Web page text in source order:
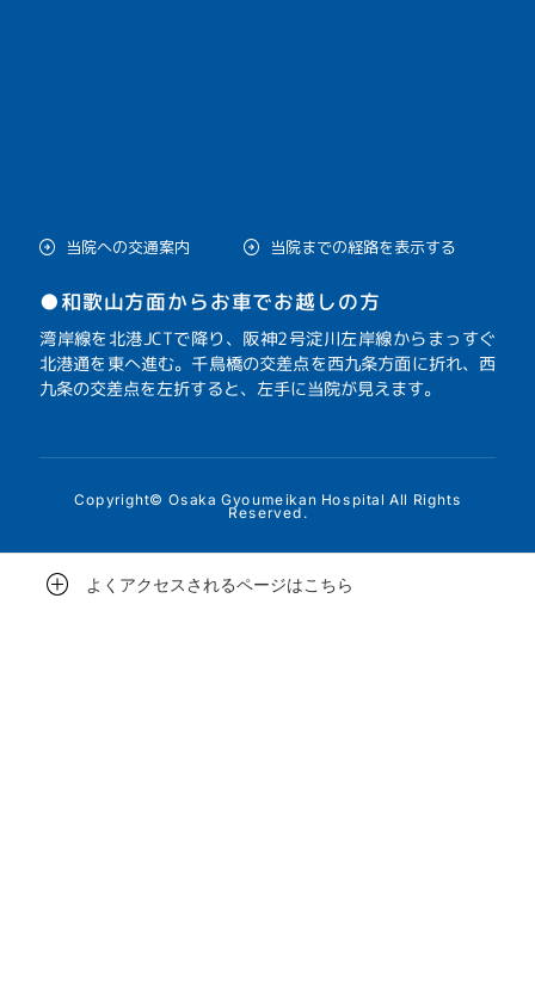
当院への交通案内 当院までの経路を表示する
●和歌山方面からお車でお越しの方
湾岸線を北港JCTで降り、阪神2号淀川左岸線からまっすぐ
北港通を東へ進む。千鳥橋の交差点を西九条方面に折れ、西
九条の交差点を左折すると、左手に当院が見えます。
Copyright© Osaka Gyoumeikan Hospital All Rights
Reserved.
よくアクセスされるページはこちら